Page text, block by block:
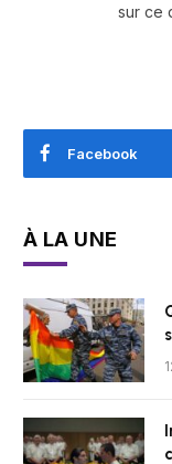
sur ce
Facebook
À LA UNE